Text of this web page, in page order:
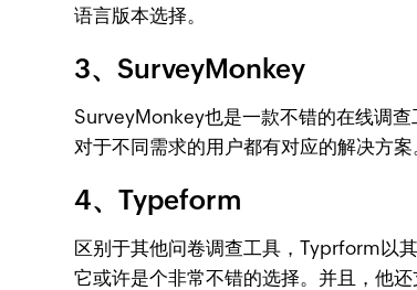
语言版本选择。
3、SurveyMonkey
SurveyMonkey也是一款不错的在线调
对于不同需求的用户都有对应的解决方案
4、Typeform
区别于其他问卷调查工具，Typrform以
它或许是个非常不错的选择。并且，他